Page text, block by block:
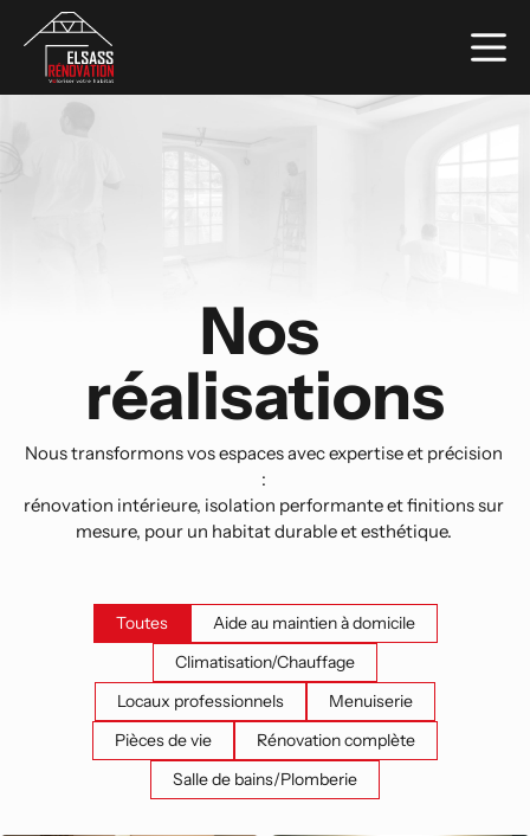
contenu
Nos
réalisations
Nous transformons vos espaces avec expertise et précision
:
rénovation intérieure, isolation performante et finitions sur
mesure, pour un habitat durable et esthétique.
Toutes
Aide au maintien à domicile
Climatisation/Chauffage
Locaux professionnels
Menuiserie
Pièces de vie
Rénovation complète
Salle de bains/Plomberie